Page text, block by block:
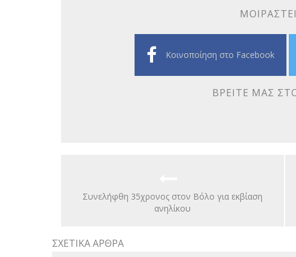
Κοινοποίηση στο Facebook
ΒΡΕΊΤΕ ΜΑΣ ΣΤΟ
Συνελήφθη 35χρονος στον Βόλο για εκβίαση
ανηλίκου
ΣΧΕΤΙΚΆ ΆΡΘΡΑ